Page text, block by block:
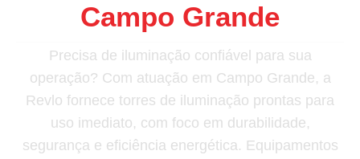
Campo Grande
Precisa de iluminação confiável para sua
operação? Com atuação em Campo Grande, a
Revlo fornece torres de iluminação prontas para
uso imediato, com foco em durabilidade,
segurança e eficiência energética. Equipamentos